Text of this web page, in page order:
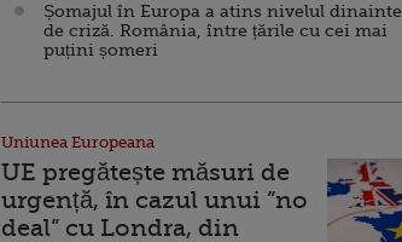
Șomajul în Europa a atins nivelul dinainte
de criză. România, între țările cu cei mai
puțini șomeri
Uniunea Europeana
UE pregătește măsuri de
urgență, în cazul unui ”no
deal” cu Londra, din